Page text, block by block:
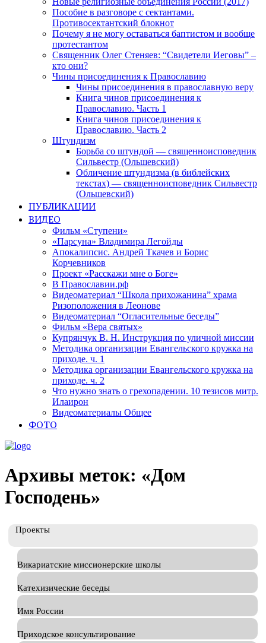
Пособие в разговоре с сектантами.
Противосектантский блокнот
Почему я не могу оставаться баптистом и вообще
протестантом
Священник Олег Стеняев: “Свидетели Иеговы” –
кто они?
Чины присоединения к Православию
Чины присоединения в православную веру
Книга чинов присоединения к
Православию. Часть 1
Книга чинов присоединения к
Православию. Часть 2
Штундизм
Борьба со штундой — священноисповедник
Сильвестр (Ольшевский)
Обличение штундизма (в библейских
текстах) — священноисповедник Сильвестр
(Ольшевский)
ПУБЛИКАЦИИ
ВИДЕО
Фильм «Ступени»
«Парсуна» Владимира Легойды
Апокалипсис. Андрей Ткачев и Борис
Корчевников
Проект «Расскажи мне о Боге»
В Православии.рф
Видеоматериал “Школа прихожанина” храма
Ризоположения в Леонове
Видеоматериал “Огласительные беседы”
Фильм «Вера святых»
Купрянчук В. Н. Инструкция по уличной миссии
Методика организации Евангельского кружка на
приходе. ч. 1
Методика организации Евангельского кружка на
приходе. ч. 2
Что нужно знать о грехопадении. 10 тезисов митр.
Илаирон
Видеоматериалы Общее
ФОТО
Архивы меток: «Дом
Господень»
Проекты
Викариатские миссионерские школы
Катехизические беседы
Имя России
Приходское консультирование